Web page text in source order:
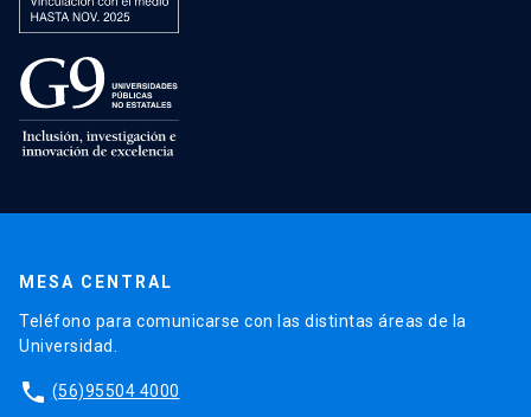
MESA CENTRAL
Teléfono para comunicarse con las distintas áreas de la
Universidad.
phone (56)95504 4000